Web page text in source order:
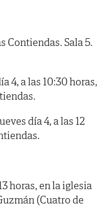
Contiendas. Sala 5.
4, a las 10:30 horas,
día 4, a las 12
horas, en la iglesia
(Cuatro de